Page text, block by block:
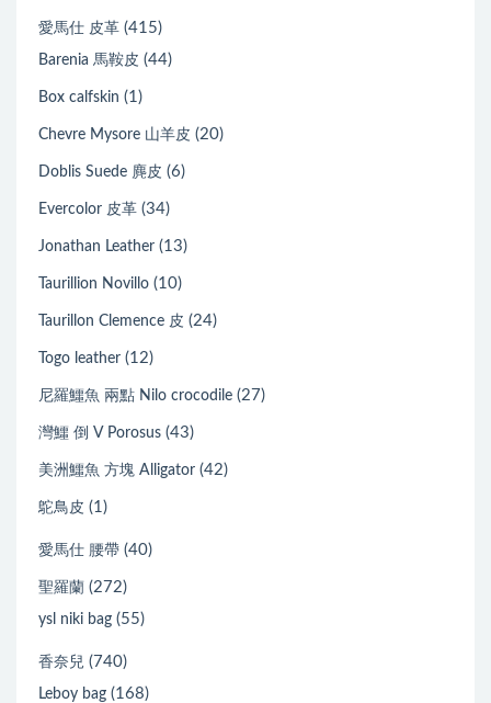
愛馬仕 皮革 (415)
Barenia 馬鞍皮 (44)
Box calfskin (1)
Chevre Mysore 山羊皮 (20)
Doblis Suede 麂皮 (6)
Evercolor 皮革 (34)
Jonathan Leather (13)
Taurillion Novillo (10)
Taurillon Clemence 皮 (24)
Togo leather (12)
尼羅鱷魚 兩點 Nilo crocodile (27)
灣鱷 倒 V Porosus (43)
美洲鱷魚 方塊 Alligator (42)
鴕鳥皮 (1)
愛馬仕 腰帶 (40)
聖羅蘭 (272)
ysl niki bag (55)
香奈兒 (740)
Leboy bag (168)